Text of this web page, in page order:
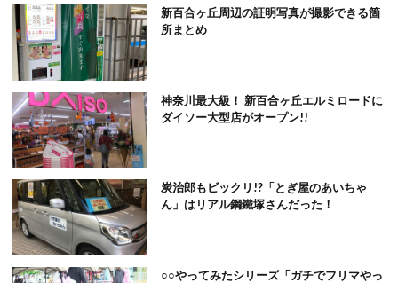
新百合ヶ丘周辺の証明写真が撮影できる箇
所まとめ
神奈川最大級！ 新百合ヶ丘エルミロードに
ダイソー大型店がオープン!!
炭治郎もビックリ!?「とぎ屋のあいちゃ
ん」はリアル鋼鐵塚さんだった！
○○やってみたシリーズ「ガチでフリマやっ